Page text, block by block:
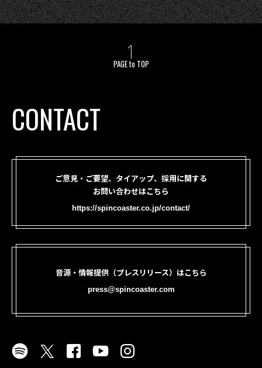
PAGE to TOP
CONTACT
ご意見・ご要望、タイアップ、採用に関する
お問い合わせはこちら
https://spincoaster.co.jp/contact/
音源・情報提供（プレスリリース）はこちら
press@spincoaster.com